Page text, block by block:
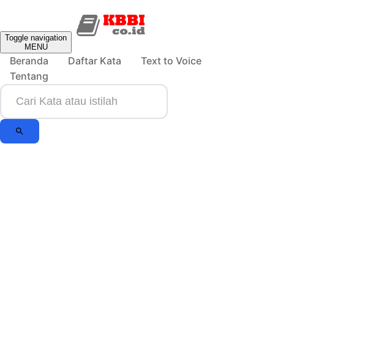
Toggle navigation
MENU
Beranda Daftar Kata
Text to Voice
Tentang